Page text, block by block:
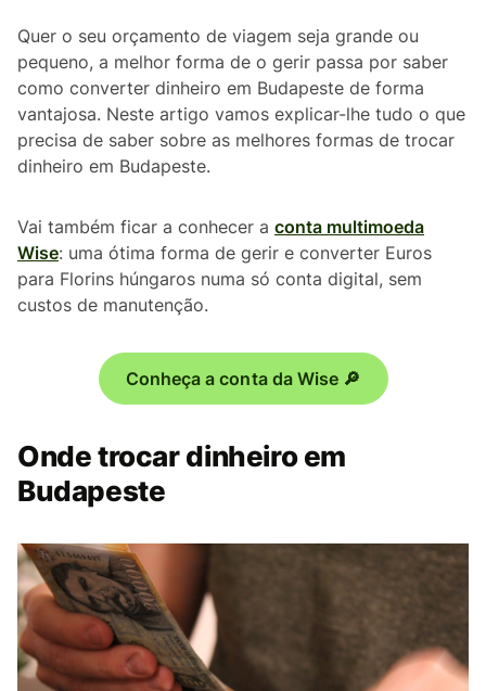
Quer o seu orçamento de viagem seja grande ou
pequeno, a melhor forma de o gerir passa por saber
como converter dinheiro em Budapeste de forma
vantajosa. Neste artigo vamos explicar-lhe tudo o que
precisa de saber sobre as melhores formas de trocar
dinheiro em Budapeste.
Vai também ficar a conhecer a conta multimoeda
Wise: uma ótima forma de gerir e converter Euros
para Florins húngaros numa só conta digital, sem
custos de manutenção.
Conheça a conta da Wise 🔎
Onde trocar dinheiro em
Budapeste